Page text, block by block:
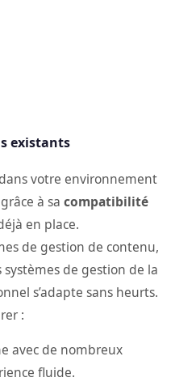
existants
votre environnement
à sa compatibilité
en place.
de gestion de contenu,
de gestion de la
s’adapte sans heurts.
:
avec de nombreux
fluide.